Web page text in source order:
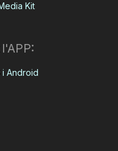
Kit
Android